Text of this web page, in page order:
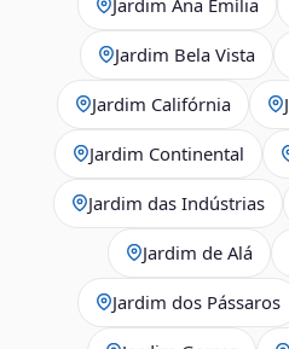
Jardim Bela Vista
Jardim Califórnia
Jardim Continental
Jardim das Indústrias
Jardim de Alá
Jardim dos Pássaros